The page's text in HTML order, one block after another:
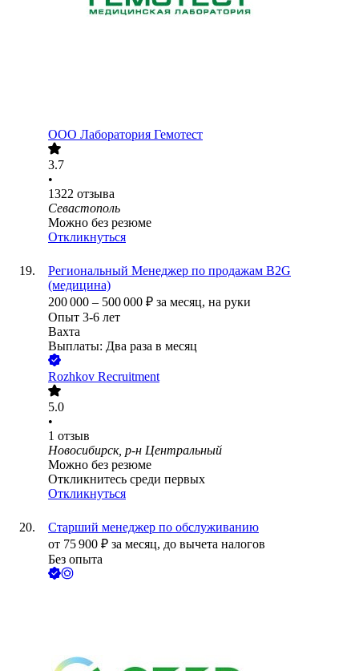
ООО Лаборатория Гемотест
3.7
•
1322 отзыва
Севастополь
Можно без резюме
Откликнуться
Региональный Менеджер по продажам B2G
(медицина)
200 000 – 500 000 ₽ за месяц, на руки
Опыт 3-6 лет
Вахта
Выплаты: Два раза в месяц
Rozhkov Recruitment
5.0
•
1 отзыв
Новосибирск, р-н Центральный
Можно без резюме
Откликнитесь среди первых
Откликнуться
Старший менеджер по обслуживанию
от 75 900 ₽ за месяц, до вычета налогов
Без опыта